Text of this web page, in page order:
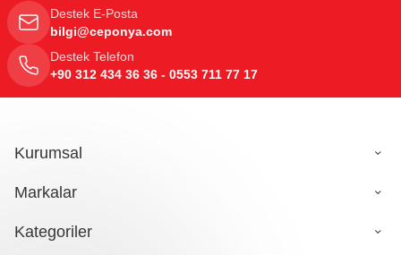
Destek E-Posta
bilgi@ceponya.com
Destek Telefon
+90 312 434 36 36 - 0553 711 77 17
Kurumsal
Markalar
Kategoriler